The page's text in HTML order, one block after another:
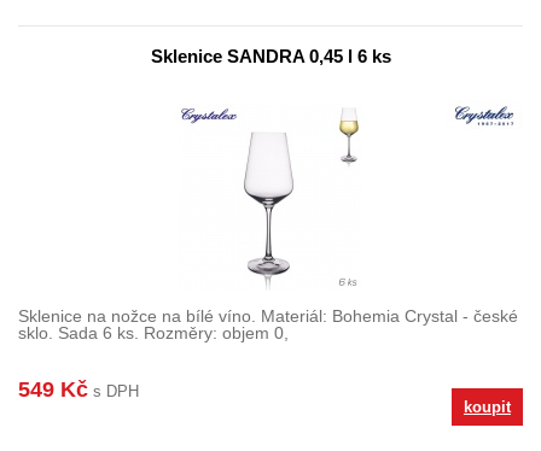
Sklenice SANDRA 0,45 l 6 ks
Sklenice na nožce na bílé víno. Materiál: Bohemia Crystal - české
sklo. Sada 6 ks. Rozměry: objem 0,
549 Kč s DPH
koupit